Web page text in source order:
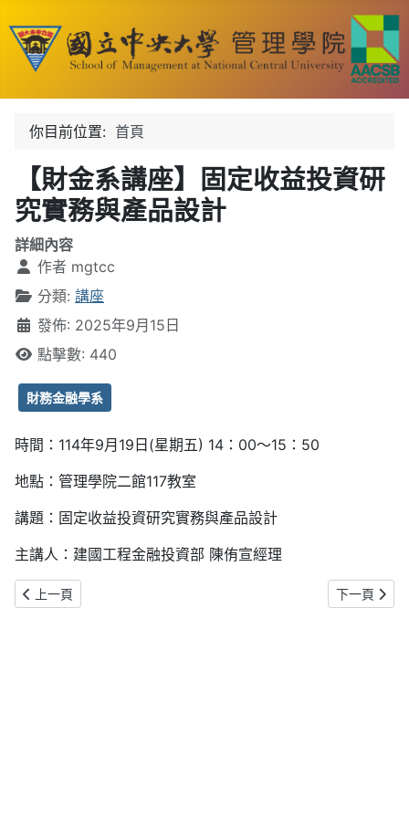
你目前位置: 首頁
【財金系講座】固定收益投資研
究實務與產品設計
詳細內容
作者 mgtcc
分類: 講座
發佈: 2025年9月15日
點擊數: 440
財務金融學系
時間：114年9月19日(星期五) 14：00～15：50
地點：管理學院二館117教室
講題：固定收益投資研究實務與產品設計
主講人：建國工程金融投資部 陳侑宣經理
上一篇文章: 【財金系講座】Intermediary Capital and Financing
上一頁 下一篇文章
下一頁